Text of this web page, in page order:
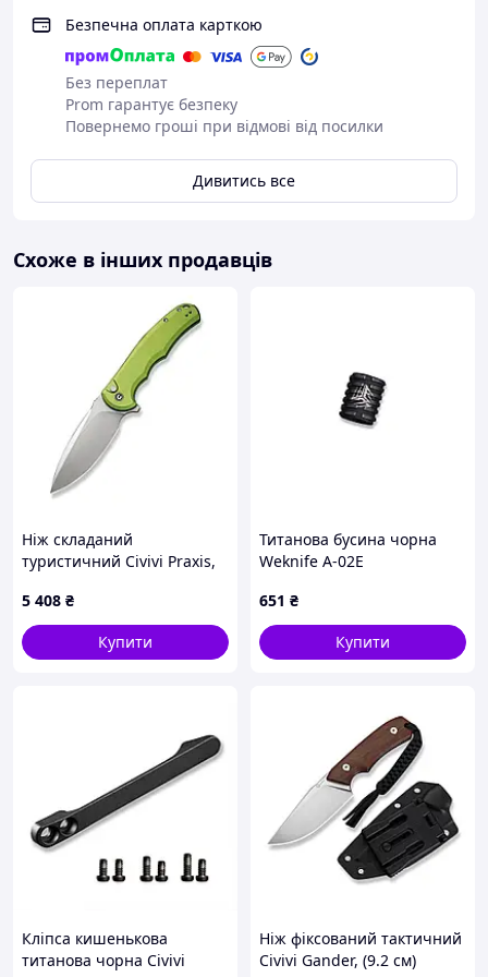
Безпечна оплата карткою
Без переплат
Prom гарантує безпеку
Повернемо гроші при відмові від посилки
Дивитись все
Схоже в інших продавців
Ніж складаний
туристичний Civivi Praxis,
зелений
5 408 ₴
Купити
Титанова бусина чорна
Weknife A-02E
651 ₴
Купити
Кліпса кишенькова
титанова чорна Civivi
Ніж фіксований тактичний
Civivi Gander, (9.2 см)